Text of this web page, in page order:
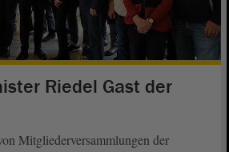
Riedel Gast der
Mitgliederversammlungen der